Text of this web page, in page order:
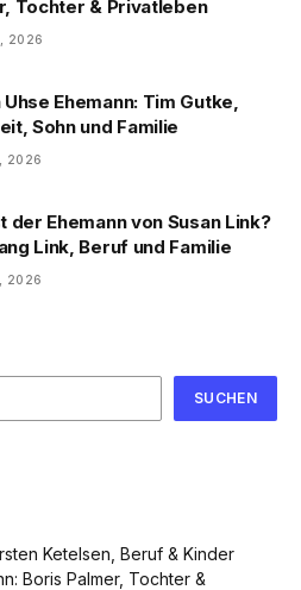
Tochter & Privatleben
2026
Uhse Ehemann: Tim Gutke,
Sohn und Familie
2026
der Ehemann von Susan Link?
Link, Beruf und Familie
2026
SUCHEN
Ketelsen, Beruf & Kinder
Boris Palmer, Tochter &